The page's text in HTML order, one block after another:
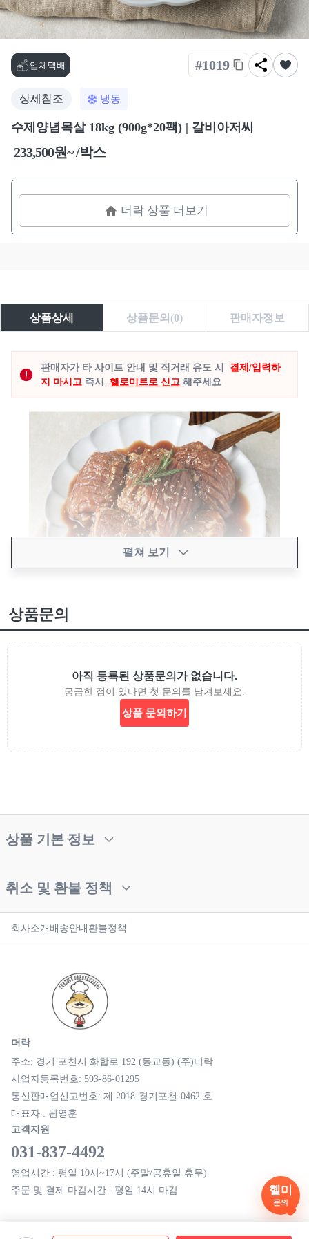
업체택배 #1019
상세참조 냉동
수제양념목살 18kg (900g*20팩) | 갈비아저씨
233,500원~ /박스
더락 상품 더보기
상품상세 상품문의(0) 판매자정보
판매자가 타 사이트 안내 및 직거래 유도 시
결제/입력하
지 마시고 즉시 헬로미트로 신고 해주세요
펼쳐 보기
상품문의
아직 등록된 상품문의가 없습니다.
궁금한 점이 있다면 첫 문의를 남겨보세요.
상품 문의하기
상품 기본 정보
취소 및 환불 정책
헬미
문의
회사소개 배송안내 환불정책
더락
주소: 경기 포천시 화합로 192 (동교동) (주)더락
사업자등록번호: 593-86-01295
통신판매업신고번호: 제 2018-경기포천-0462 호
대표자 : 원영훈
고객지원
031-837-4492
영업시간 : 평일 10시~17시 (주말/공휴일 휴무)
주문 및 결제 마감시간 : 평일 14시 마감